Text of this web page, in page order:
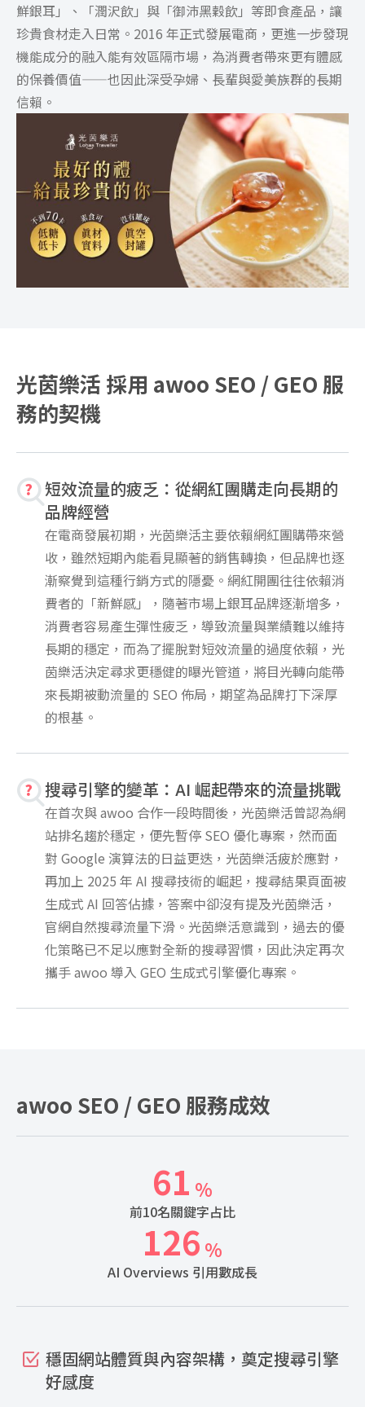
鮮銀耳」、「潤沢飲」與「御沛黑穀飲」等即食產品，讓
珍貴食材走入日常。2016 年正式發展電商，更進一步發現
機能成分的融入能有效區隔市場，為消費者帶來更有體感
的保養價值——也因此深受孕婦、長輩與愛美族群的長期
信賴。
光茵樂活 採用 awoo SEO / GEO 服
務的契機
短效流量的疲乏：從網紅團購走向長期的
品牌經營
在電商發展初期，光茵樂活主要依賴網紅團購帶來營
收，雖然短期內能看見顯著的銷售轉換，但品牌也逐
漸察覺到這種行銷方式的隱憂。網紅開團往往依賴消
費者的「新鮮感」，隨著市場上銀耳品牌逐漸增多，
消費者容易產生彈性疲乏，導致流量與業績難以維持
長期的穩定，而為了擺脫對短效流量的過度依賴，光
茵樂活決定尋求更穩健的曝光管道，將目光轉向能帶
來長期被動流量的 SEO 佈局，期望為品牌打下深厚
的根基。
搜尋引擎的變革：AI 崛起帶來的流量挑戰
在首次與 awoo 合作一段時間後，光茵樂活曾認為網
站排名趨於穩定，便先暫停 SEO 優化專案，然而面
對 Google 演算法的日益更迭，光茵樂活疲於應對，
再加上 2025 年 AI 搜尋技術的崛起，搜尋結果頁面被
生成式 AI 回答佔據，答案中卻沒有提及光茵樂活，
官網自然搜尋流量下滑。光茵樂活意識到，過去的優
化策略已不足以應對全新的搜尋習慣，因此決定再次
攜手 awoo 導入 GEO 生成式引擎優化專案。
awoo SEO / GEO 服務成效
61 %
前10名關鍵字占比
126 %
AI Overviews 引用數成長
穩固網站體質與內容架構，奠定搜尋引擎
好感度